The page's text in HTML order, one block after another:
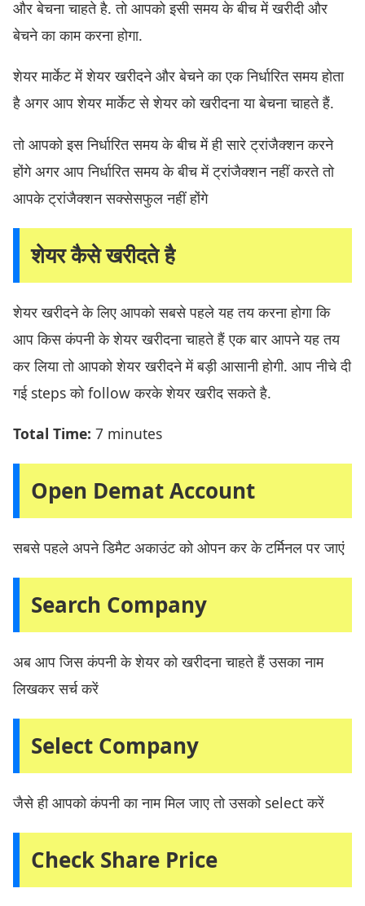
और बेचना चाहते है. तो आपको इसी समय के बीच में खरीदी और
बेचने का काम करना होगा.
शेयर मार्केट में शेयर खरीदने और बेचने का एक निर्धारित समय होता
है अगर आप शेयर मार्केट से शेयर को खरीदना या बेचना चाहते हैं.
तो आपको इस निर्धारित समय के बीच में ही सारे ट्रांजैक्शन करने
होंगे अगर आप निर्धारित समय के बीच में ट्रांजैक्शन नहीं करते तो
आपके ट्रांजैक्शन सक्सेसफुल नहीं होंगे
शेयर कैसे खरीदते है
शेयर खरीदने के लिए आपको सबसे पहले यह तय करना होगा कि
आप किस कंपनी के शेयर खरीदना चाहते हैं एक बार आपने यह तय
कर लिया तो आपको शेयर खरीदने में बड़ी आसानी होगी. आप नीचे दी
गई steps को follow करके शेयर खरीद सकते है.
Total Time: 7 minutes
Open Demat Account
सबसे पहले अपने डिमैट अकाउंट को ओपन कर के टर्मिनल पर जाएं
Search Company
अब आप जिस कंपनी के शेयर को खरीदना चाहते हैं उसका नाम
लिखकर सर्च करें
Select Company
जैसे ही आपको कंपनी का नाम मिल जाए तो उसको select करें
Check Share Price